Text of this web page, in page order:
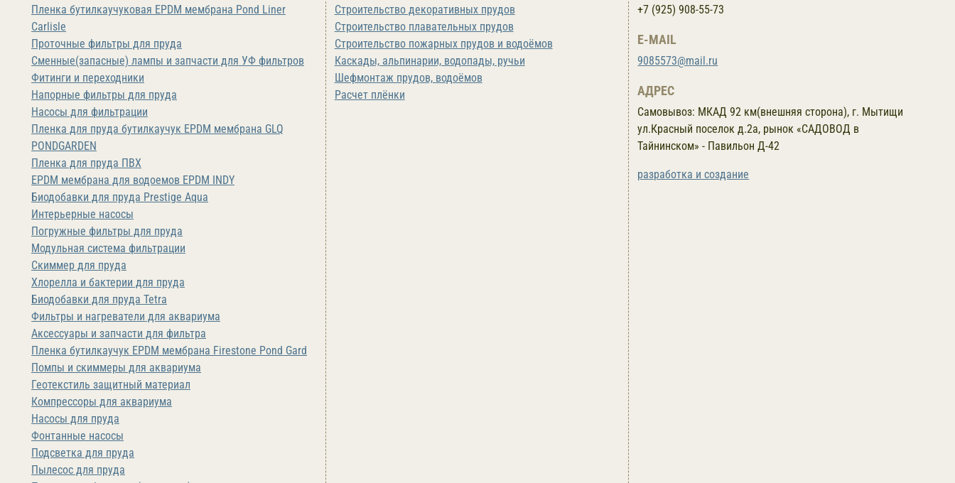
Пленка бутилкаучуковая EPDM мембрана Pond Liner
Carlisle
Проточные фильтры для пруда
Сменные(запасные) лампы и запчасти для УФ фильтров
Фитинги и переходники
Напорные фильтры для пруда
Насосы для фильтрации
Пленка для пруда бутилкаучук EPDM мембрана GLQ
PONDGARDEN
Пленка для пруда ПВХ
EPDM мембрана для водоемов EPDM INDY
Биодобавки для пруда Prestige Aqua
Интерьерные насосы
Погружные фильтры для пруда
Модульная система фильтрации
Скиммер для пруда
Хлорелла и бактерии для пруда
Биодобавки для пруда Tetra
Фильтры и нагреватели для аквариума
Аксессуары и запчасти для фильтра
Пленка бутилкаучук EPDM мембрана Firestone Pond Gard
Помпы и скиммеры для аквариума
Геотекстиль защитный материал
Компрессоры для аквариума
Насосы для пруда
Фонтанные насосы
Подсветка для пруда
Пылесос для пруда
Строительство декоративных прудов
Строительство плавательных прудов
Строительство пожарных прудов и водоёмов
Каскады, альпинарии, водопады, ручьи
Шефмонтаж прудов, водоёмов
Расчет плёнки
+7 (925) 908-55-73
E-MAIL
9085573@mail.ru
АДРЕС
Самовывоз: МКАД 92 км(внешняя сторона), г. Мытищи
ул.Красный поселок д.2а, рынок «САДОВОД в
Тайнинском» - Павильон Д-42
разработка и создание